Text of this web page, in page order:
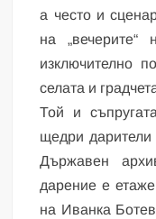
а често и
на
изключително
селата и
Той и
щедри дарители
Държавен
дарение е
на Иванка